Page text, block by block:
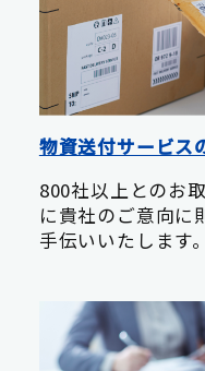
物資送付サービス
800社以上とのお
に貴社のご意向に
手伝いいたします。